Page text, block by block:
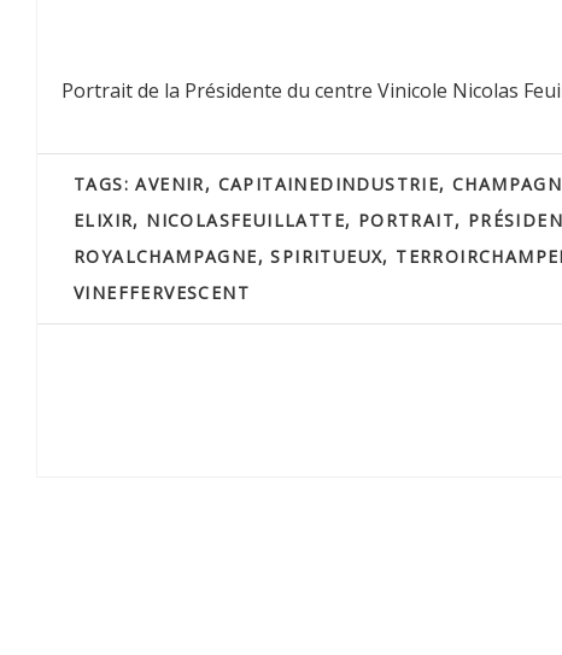
Portrait de la Présidente du centre Vinicole Nicolas
TAGS:AVENIR, CAPITAINEDINDUSTRIE,
ELIXIR, NICOLASFEUILLATTE, PORTRAIT,
ROYALCHAMPAGNE,SPIRITUEUX,
VINEFFERVESCENT